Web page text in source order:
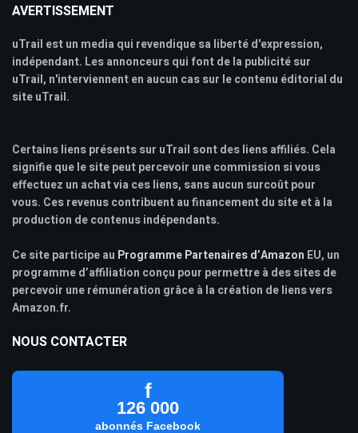
AVERTISSEMENT
uTrail est un media qui revendique sa liberté d'expression,
indépendant. Les annonceurs qui font de la publicité sur
uTrail, n'interviennent en aucun cas sur le contenu éditorial du
site uTrail.
Certains liens présents sur uTrail sont des liens affiliés. Cela
signifie que le site peut percevoir une commission si vous
effectuez un achat via ces liens, sans aucun surcoût pour
vous. Ces revenus contribuent au financement du site et à la
production de contenus indépendants.
Ce site participe au Programme Partenaires d’Amazon EU, un
programme d’affiliation conçu pour permettre à des sites de
percevoir une rémunération grâce à la création de liens vers
Amazon.fr.
NOUS CONTACTER
f
126 000
abonnés Facebook